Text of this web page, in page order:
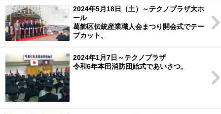
2024年5月18日（土）～テクノプラザ大ホ
ール
葛飾区伝統産業職人会まつり開会式でテー
プカット。
2024年1月7日～テクノプラザ
令和6年本田消防団始式であいさつ。